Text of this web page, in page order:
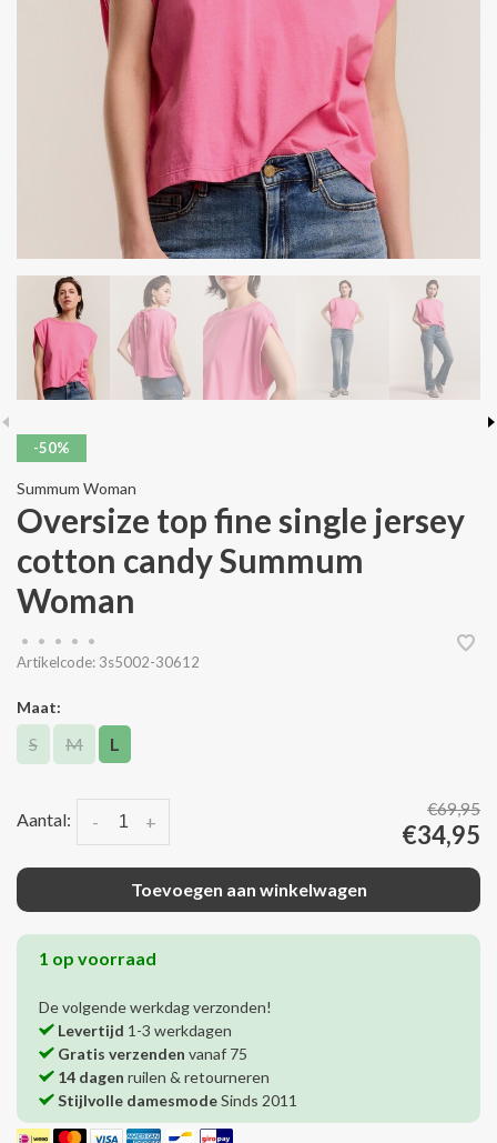
-50%
Summum Woman
Oversize top fine single jersey
cotton candy Summum
Woman
• • • •
•
Artikelcode: 3s5002-30612
Maat:
S M L
Aantal: +
-
€69,95
€34,95
Toevoegen aan winkelwagen
1 op voorraad
De volgende werkdag verzonden!
Levertijd 1-3 werkdagen
Gratis verzenden vanaf 75
14 dagen ruilen & retourneren
Stijlvolle damesmodeSinds 2011